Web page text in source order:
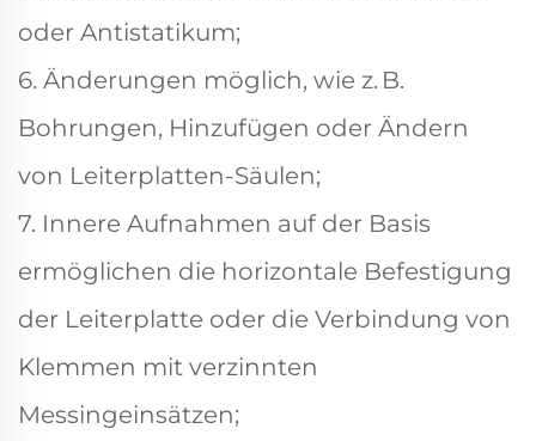
oder Antistatikum;
6. Änderungen möglich, wie z. B.
Bohrungen, Hinzufügen oder Ändern
von Leiterplatten-Säulen;
7. Innere Aufnahmen auf der Basis
ermöglichen die horizontale Befestigung
der Leiterplatte oder die Verbindung von
Klemmen mit verzinnten
Messingeinsätzen;